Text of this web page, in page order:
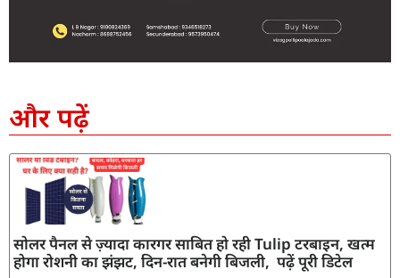
और पढ़ें
सोलर पैनल से ज़्यादा कारगर साबित हो रही Tulip टरबाइन, खत्म
होगा रोशनी का झंझट, दिन-रात बनेगी बिजली, पढ़ें पूरी डिटेल